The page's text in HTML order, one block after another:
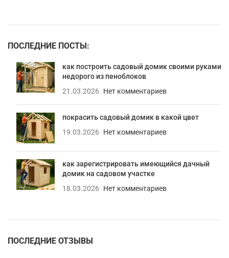
ПОСЛЕДНИЕ ПОСТЫ:
как построить садовый домик своими руками
недорого из пеноблоков
21.03.2026
Нет комментариев
покрасить садовый домик в какой цвет
19.03.2026
Нет комментариев
как зарегистрировать имеющийся дачный
домик на садовом участке
18.03.2026
Нет комментариев
ПОСЛЕДНИЕ ОТЗЫВЫ